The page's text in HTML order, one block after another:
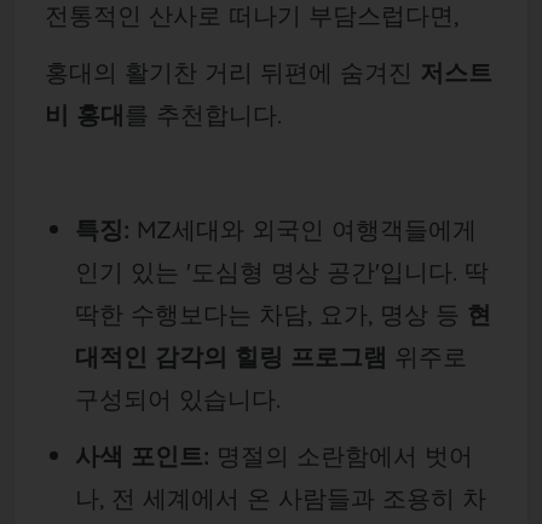
전통적인 산사로 떠나기 부담스럽다면,
홍대의 활기찬 거리 뒤편에 숨겨진 저스트
비 홍대 를 추천합니다.
특징: MZ세대와 외국인 여행객들에게
인기 있는 '도심형 명상 공간'입니다. 딱
딱한 수행보다는 차담, 요가, 명상 등 현
대적인 감각의 힐링 프로그램 위주로
구성되어 있습니다.
사색 포인트: 명절의 소란함에서 벗어
나, 전 세계에서 온 사람들과 조용히 차